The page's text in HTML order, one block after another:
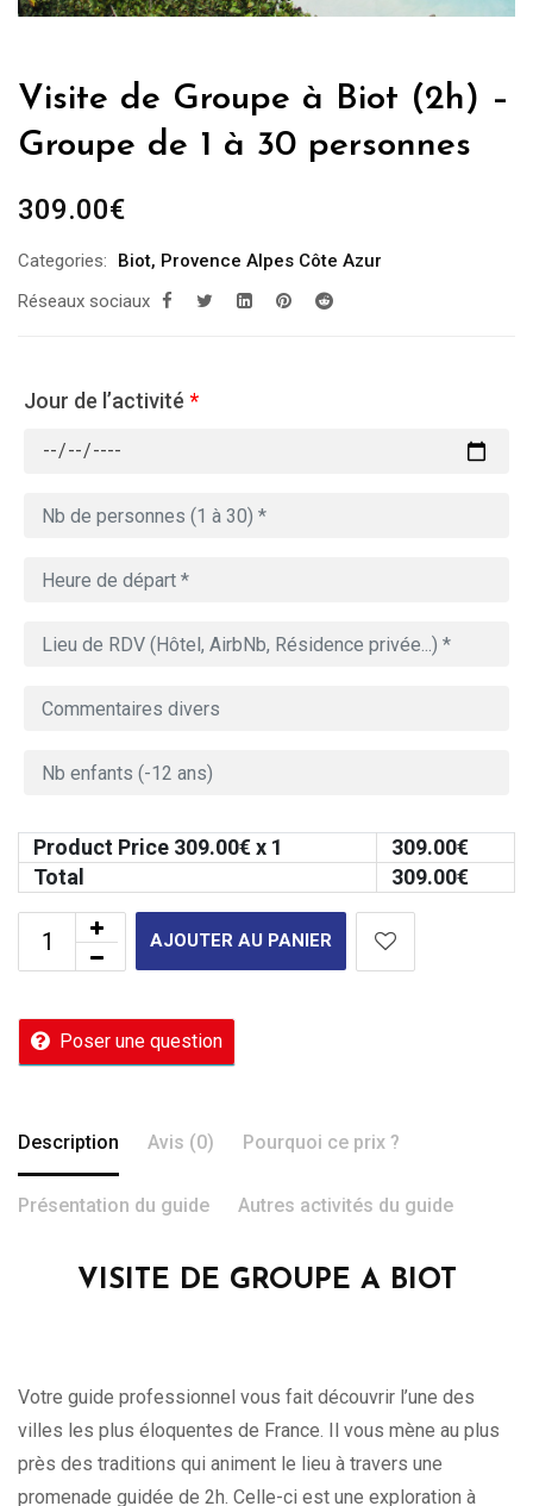
Visite de Groupe à Biot (2h) –
Groupe de 1 à 30 personnes
309.00€
Categories: Biot, Provence Alpes Côte Azur
Réseaux sociaux
Jour de l’activité *
Product Price 309.00€ x 1 309.00€
Total
309.00€
AJOUTER AU PANIER
Poser une question
Description Avis (0) Pourquoi ce prix ?
Présentation du guide Autres activités du guide
VISITE DE GROUPE A BIOT
Votre guide professionnel vous fait découvrir l’une des
villes les plus éloquentes de France. Il vous mène au plus
près des traditions qui animent le lieu à travers une
promenade guidée de 2h. Celle-ci est une exploration à